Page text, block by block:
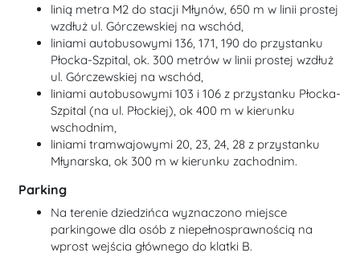
linią metra M2 do stacji Młynów, 650 m w linii prostej
wzdłuż ul. Górczewskiej na wschód,
liniami autobusowymi 136, 171, 190 do przystanku
Płocka-Szpital, ok. 300 metrów w linii prostej wzdłuż
ul. Górczewskiej na wschód,
liniami autobusowymi 103 i 106 z przystanku Płocka-
Szpital (na ul. Płockiej), ok 400 m w kierunku
wschodnim,
liniami tramwajowymi 20, 23, 24, 28 z przystanku
Młynarska, ok 300 m w kierunku zachodnim.
Parking
Na terenie dziedzińca wyznaczono miejsce
parkingowe dla osób z niepełnosprawnością na
wprost wejścia głównego do klatki B.